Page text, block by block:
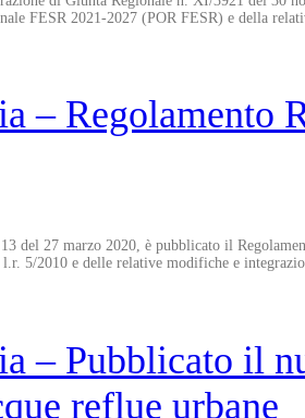
FESR 2021-2027 (POR FESR) e della
– Regolamento
del 27 marzo 2020, è pubblicato il
5/2010 e delle relative modifiche e
– Pubblicato il
reflue urbane